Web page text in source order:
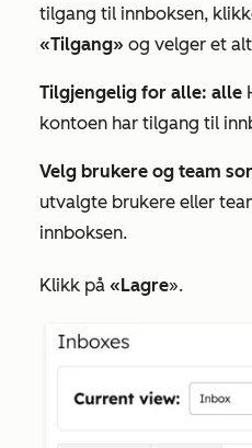
tilgang til innboksen,
«Tilgang» og velger et
Tilgjengelig for alle: alle
kontoen har tilgang til
Velg brukere og team
utvalgte brukere eller
innboksen.
Klikk på «Lagre».